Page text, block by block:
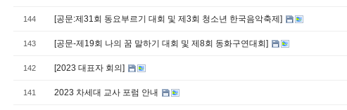
144 [공문:제31회 동요부르기 대회 및 제3회 청소년 한국음악축제]
143 [공문-제19회 나의 꿈 말하기 대회 및 제8회 동화구연대회]
142 [2023 대표자 회의]
141 2023 차세대 교사 포럼 안내